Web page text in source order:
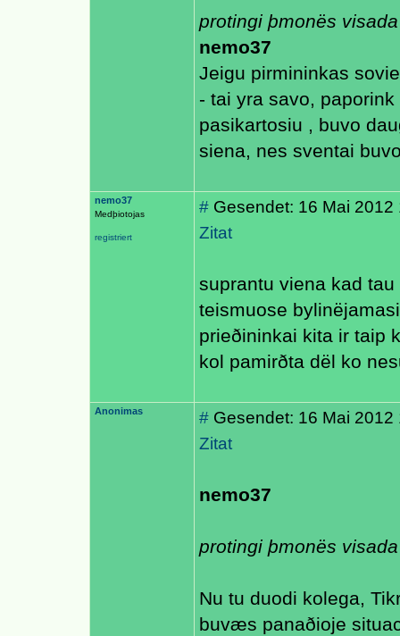
protingi þmonës
nemo37
Jeigu pirmininkas
- tai yra savo,
pasikartosiu , buvo
siena, nes sventai
nemo37
Medþiotojas
registriert
# Gesendet: 16 Mai 2012
Zitat
suprantu viena kad
teismuose
prieðininkai kita ir taip
kol pamirðta dël ko
Anonimas # Gesendet: 16 Mai 2012
Zitat
nemo37
protingi þmonës
Nu tu duodi kolega,
buvæs panaðioje